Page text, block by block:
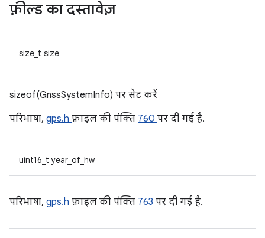
फ़ील्ड का दस्तावेज़
size_t size
sizeof(GnssSystemInfo) पर सेट करें
परिभाषा, gps.h फ़ाइल की पंक्ति 760 पर दी गई है.
uint16_t year_of_hw
परिभाषा, gps.h फ़ाइल की पंक्ति 763 पर दी गई है.